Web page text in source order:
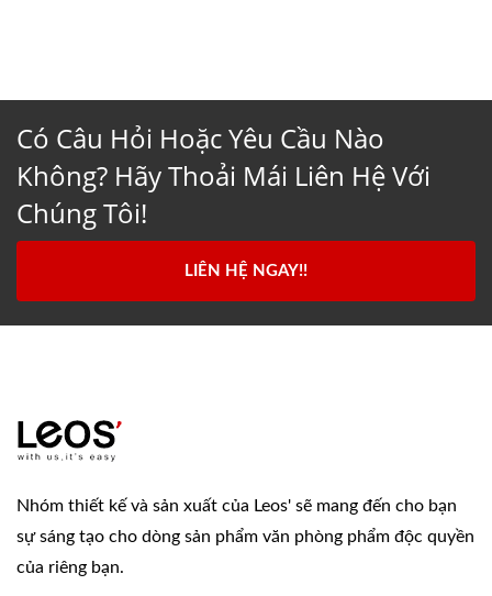
Có Câu Hỏi Hoặc Yêu Cầu Nào
Không? Hãy Thoải Mái Liên Hệ Với
Chúng Tôi!
LIÊN HỆ NGAY!!
Nhóm thiết kế và sản xuất của Leos' sẽ mang đến cho bạn
sự sáng tạo cho dòng sản phẩm văn phòng phẩm độc quyền
của riêng bạn.